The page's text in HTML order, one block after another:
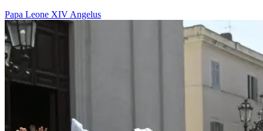
Papa Leone XIV Angelus